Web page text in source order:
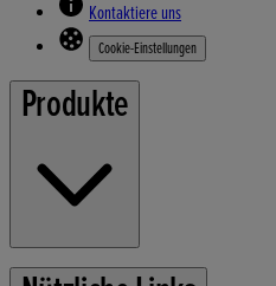
Kontaktiere uns
Cookie-Einstellungen
Produkte
Rasenmäher